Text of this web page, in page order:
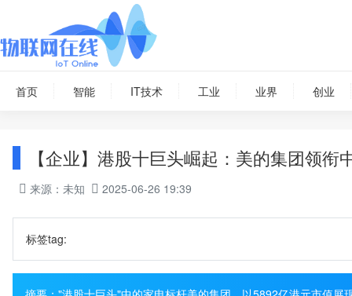
首页 智能 IT技术 工业 业界 创业
【企业】港股十巨头崛起：美的集团领衔
来源：未知 2025-06-26 19:39
标签tag: